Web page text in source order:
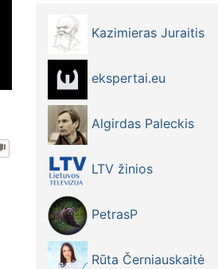
Kazimieras Juraitis
ekspertai.eu
Algirdas Paleckis
LTV žinios
PetrasP
Rūta Černiauskaitė